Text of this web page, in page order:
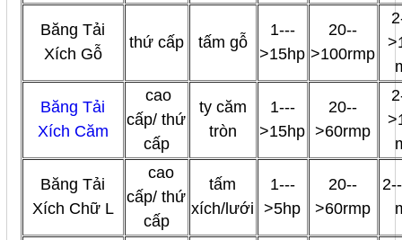
Băng Tải
Xích Gỗ
thứ cấp tấm gỗ
1---
>15hp
20--
>100rmp
Băng Tải
Xích Căm
cao
cấp/ thứ
cấp
ty căm
tròn
1---
>15hp
20--
>60rmp
Băng Tải
Xích Chữ L
cao
cấp/ thứ
cấp
tấm
xích/lưới
1---
>5hp
20--
>60rmp